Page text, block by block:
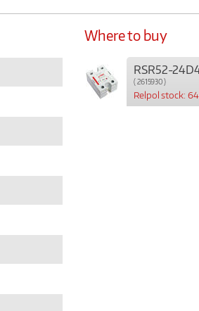
Where to buy
RSR52-
( 2615930 )
Relpol stock: 64